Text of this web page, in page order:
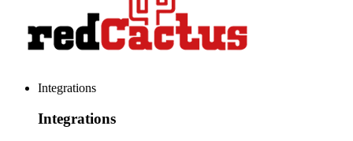
Integrations
Integrations